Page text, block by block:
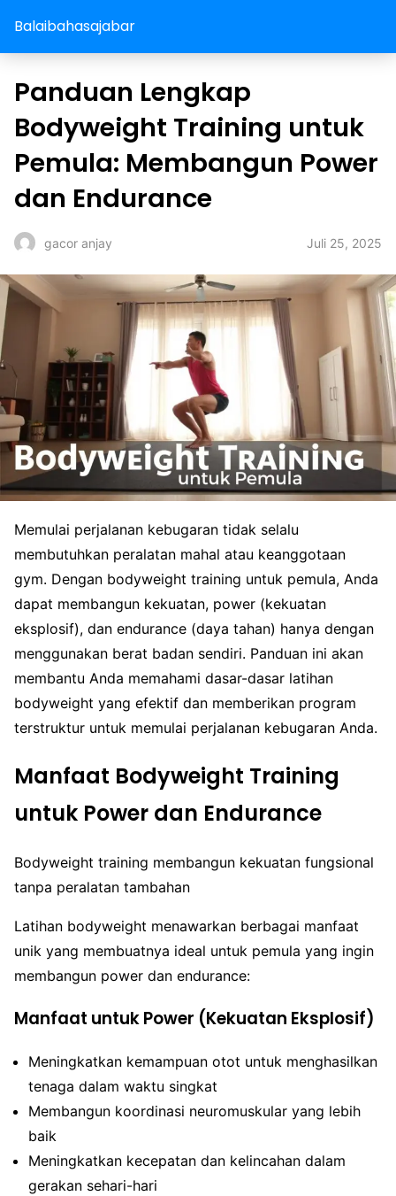
Balaibahasajabar
Panduan Lengkap
Bodyweight Training untuk
Pemula: Membangun Power
dan Endurance
gacor anjay Juli 25, 2025
Memulai perjalanan kebugaran tidak selalu
membutuhkan peralatan mahal atau keanggotaan
gym. Dengan bodyweight training untuk pemula, Anda
dapat membangun kekuatan, power (kekuatan
eksplosif), dan endurance (daya tahan) hanya dengan
menggunakan berat badan sendiri. Panduan ini akan
membantu Anda memahami dasar-dasar latihan
bodyweight yang efektif dan memberikan program
terstruktur untuk memulai perjalanan kebugaran Anda.
Manfaat Bodyweight Training
untuk Power dan Endurance
Bodyweight training membangun kekuatan fungsional
tanpa peralatan tambahan
Latihan bodyweight menawarkan berbagai manfaat
unik yang membuatnya ideal untuk pemula yang ingin
membangun power dan endurance:
Manfaat untuk Power (Kekuatan Eksplosif)
Meningkatkan kemampuan otot untuk menghasilkan
tenaga dalam waktu singkat
Membangun koordinasi neuromuskular yang lebih
baik
Meningkatkan kecepatan dan kelincahan dalam
gerakan sehari-hari